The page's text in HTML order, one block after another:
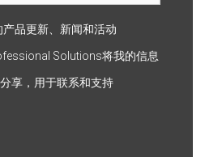
品更新、新闻和活动
Solutions将我的信息
享，用于联系和支持